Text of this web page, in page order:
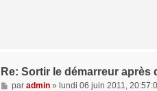
Re: Sortir le démarreur après
M
par admin» lundi 06 juin 2011,